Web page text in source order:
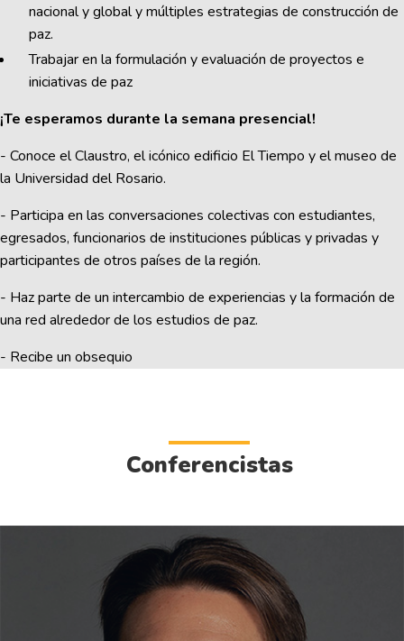
nacional y global y múltiples estrategias de construcción de
paz.
Trabajar en la formulación y evaluación de proyectos e
iniciativas de paz
¡Te esperamos durante la semana presencial!
- Conoce el Claustro, el icónico edificio El Tiempo y el museo de
la Universidad del Rosario.
- Participa en las conversaciones colectivas con estudiantes,
egresados, funcionarios de instituciones públicas y privadas y
participantes de otros países de la región.
- Haz parte de un intercambio de experiencias y la formación de
una red alrededor de los estudios de paz.
- Recibe un obsequio
Conferencistas